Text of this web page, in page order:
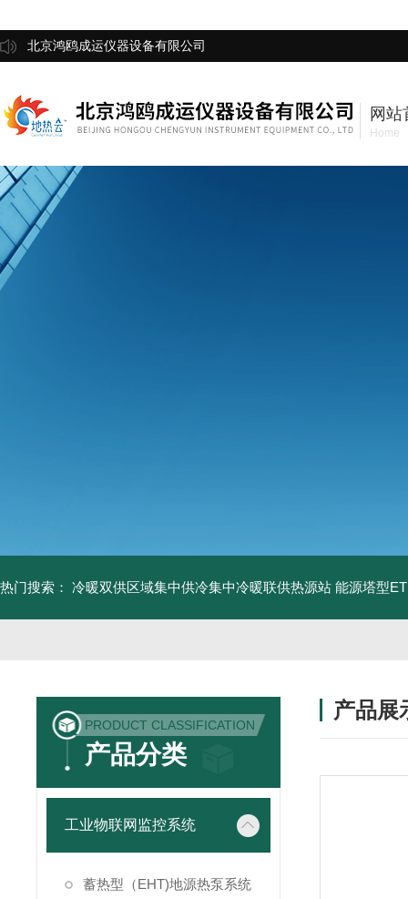
北京鸿鸥成运仪器设备有限公司
网站
Home
热门搜索： 冷暖双供区域集中供冷集中冷暖联供热源站 能源塔型
PRODUCT CLASSIFICATION
产品分类
工业物联网监控系统
蓄热型（EHT)地源热泵系统
产品展